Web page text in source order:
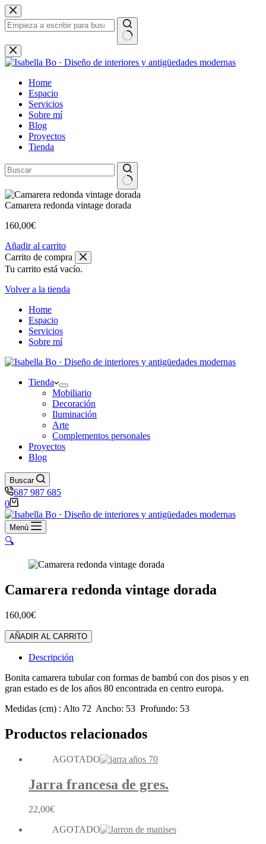
Saltar
al
contenido
Sin
resultados
Home
Espacio
Servicios
Sobre mí
Blog
Proyectos
Tienda
Camarera redonda vintage dorada
160,00€
Añadir al carrito
Carrito de compra
Tu carrito está vacío.
Volver a la tienda
Home
Espacio
Servicios
Sobre mí
Tienda
Mobiliario
Decoración
Iluminación
Arte
Complementos personales
Proyectos
Blog
Buscar
687 987 685
Carro
de
compra
0
Menú
🔍
Camarera redonda vintage dorada
160,00€
Camarera
redonda
vintage
cantidad
AÑADIR AL CARRITO
Descripción
Bonita camarera tubular con formas de bambú con dos pisos y en
gran estado es de los años 80 encontrada en centro europa.
Medidas (cm) : Alto 72 Ancho: 53 Profundo: 53
Productos relacionados
AGOTADO
Jarra francesa de gres.
22,00€
AGOTADO